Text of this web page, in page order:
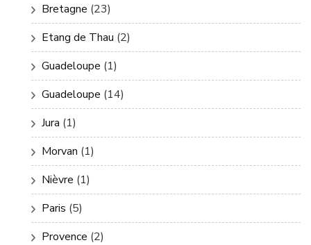
Bretagne (23)
Etang de Thau (2)
Guadeloupe (1)
Guadeloupe (14)
Jura (1)
Morvan (1)
Nièvre (1)
Paris (5)
Provence (2)